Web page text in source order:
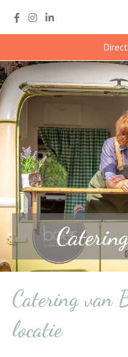
Catering van
locatie